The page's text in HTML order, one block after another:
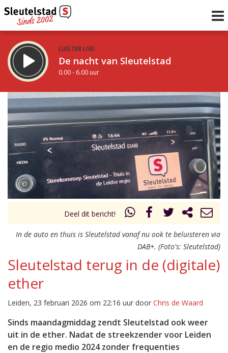
LUISTER LIVE:
De nacht van Sleutelstad
0.00 - 6.00 uur
STRAKS:
De ochtend van Sleutelstad
6.00 - 12.00 uur
Vorig uur
uur 1 van 0 Volgend uur
Deel dit bericht!
In de auto en thuis is Sleutelstad vanaf nu ook te beluisteren via
DAB+. (Foto's: Sleutelstad)
Sleutelstad terug in de (digitale)
ether
Leiden, 23 februari 2026 om 22:16 uur door Chris de Waard
Sinds maandagmiddag zendt Sleutelstad ook weer
uit in de ether. Nadat de streekzender voor Leiden
en de regio medio 2024 zonder frequenties